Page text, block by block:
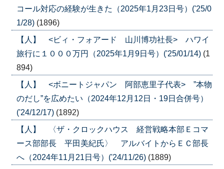
コール対応の経験が生きた（2025年1月23日号）('25/0
1/28) (1896)
【人】 <ビィ・フォアード 山川博功社長> ハワイ
旅行に１０００万円（2025年1月9日号）('25/01/14) (1
894)
【人】 <ボニートジャパン 阿部恵里子代表> ”本物
のだし”を広めたい（2024年12月12日・19日合併号）
('24/12/17) (1892)
【人】 〈ザ・クロックハウス 経営戦略本部Ｅコマ
ース部部長 平田美紀氏〉 アルバイトからＥＣ部長
へ（2024年11月21日号）('24/11/26) (1889)